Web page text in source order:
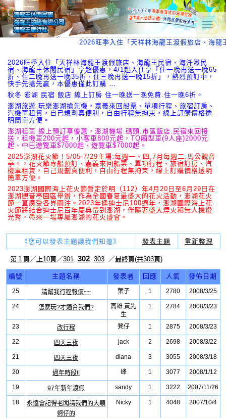
T
o
g
e
n
i
g
t
i
o
n
2026旺季入住「天祥林海龍王渡假旅店、海
2026旺季入住「天祥林海龍王渡假旅店、海龍王民宿、海汘湫民
宿、海龍王休閒民宿」享超優惠，4/1起入住享「住一晚再送一晚65
折、住二晚再送一晚35折、住三晚再送一晚15折」，熱烈預訂中，
快手先搶先贏，本優惠僅此訂購 …
秋冬 澎湖 民宿 飯店 線上訂房 住一晚送一晚免費.住一晚6折。
澎湖旅遊 玩樂澎湖搶先機，嘉義來回船票、單項行程、旅宿訂房、
汽機車租賃，自己規劃真便利，自由行程無拘束，線上訂購價格透
明簡單方便。
澎湖租車 線上預訂享優惠，澎湖機場.碼頭.市區飯店.民宿來回接
送，租機車200元起，小客車800元起，TQ廂型車(9人座)2000元
起、中巴遊覽車$7000起、遊覽車$7000起。
2025澎湖花火節！5/05-7/29主場:每週一、四,7月每週二.馬公觀音
亭。，花火節專船預訂、嘉義來回船票、單項行程、旅宿訂房、汽
機車租賃，自己規劃真便利，自由行程無拘束，線上訂購價格透明
簡單方便。
2023澎湖國際海上花火節暫定於明（112）年4月20日至6月29日在
澎湖觀音亭園區舉辦，作為全國春夏最盛大的花火活動，澎湖花火
節一直廣受各界關注。2023年逢迪士尼100週年，澎湖國際海上花
火節將結合迪士尼百年慶典帶到澎湖，伴隨著盛大煙火和無人機燈
光秀，帶來一場專屬澎湖的花火盛會。
《您可以發表主題讓我們知道》 發表主題 重新整理
第１頁／ 上10頁／301 302. 303. ／最終頁(共303頁)
編號 主題名稱 發表者 回應 人氣 發佈日期
25 請幫我行程報價~~ 葉子 1 2780 2008/3/25
24 怎麼玩?才適合我們?
高雄 黃先
生
1 2784 2008/3/23
23 改行程 凳仔 1 2875 2008/3/23
22 四天三夜 jack 2 2698 2008/3/22
21 四天三夜 diana 3 3055 2008/3/18
20 過年時段!! 峰 1 3077 2008/1/12
19 97年新年渡假 sandy 1 3222 2007/11/26
18
永遠會記得老闆請我們的大顆
蚵仔的
Nicky 1 4048 2007/10/4